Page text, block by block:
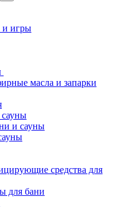
и игры
масла и запарки
и сауны
средства для
для бани